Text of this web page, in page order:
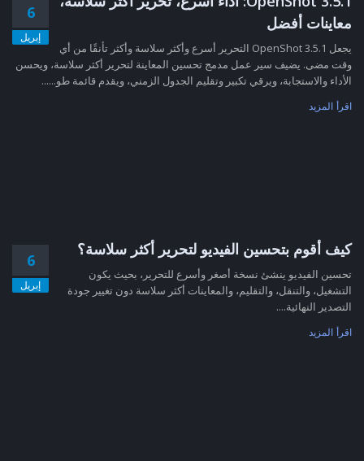
6
إبريل
معاينات أفضل
يجعل OpenShot 3.5.1 التحرير أسرع وأكثر سلاسة وأكثر تأنقًا من أي
وقت مضى. يضيف سير عمل مدمج تحسين المعاينة لتحرير أكثر سلاسة، ويحسن
الأداء والاستجابة، ويرقي تكبير وتقليم الجدول الزمني، ويقدم قائمة طو......
اقرأ المزيد
6
إبريل
كيف أقوم بتحسين الفيديو لتحرير أكثر سلاسة؟
تحسين الفيديو ينشئ نسخة أصغر وأسرع للتحرير، بحيث يكون
التشغيل، والتنقل، والتقليم، والمعاينات أكثر سلاسة دون تغيير جودة
التصدير النهائية....
اقرأ المزيد